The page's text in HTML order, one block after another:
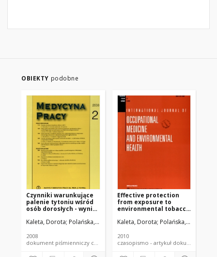
OBIEKTY podobne
Czynniki warunkujące
palenie tytoniu wśród
osób dorosłych - wyniki
województwie łódzkim
Kaleta, Dorota Polańska, Kinga Kwaśniewska, Magdalena
2008
dokument piśmienniczy czasopismo - artykuł
Effective protection
from exposure to
environmental tobacco
World Health
perspective
Kaleta, Dorota Polańska, Kinga
2010
czasopismo - artykuł